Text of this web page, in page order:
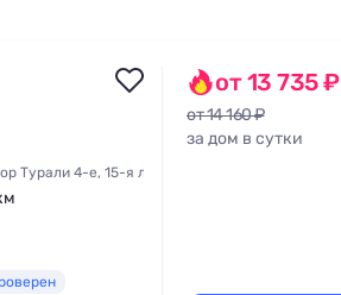
Турали 4-е, 15-я линия, 146
от 13 735 ₽
от 14 160 ₽
за дом в сутки